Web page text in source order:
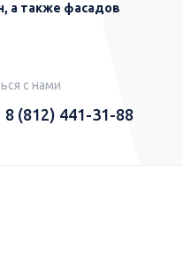
а также фасадов
с нами
8 (812) 441-31-88